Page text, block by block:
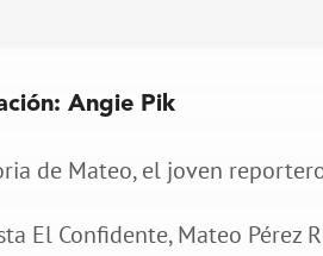
Angie Pik
El Confidente, Mateo Pérez